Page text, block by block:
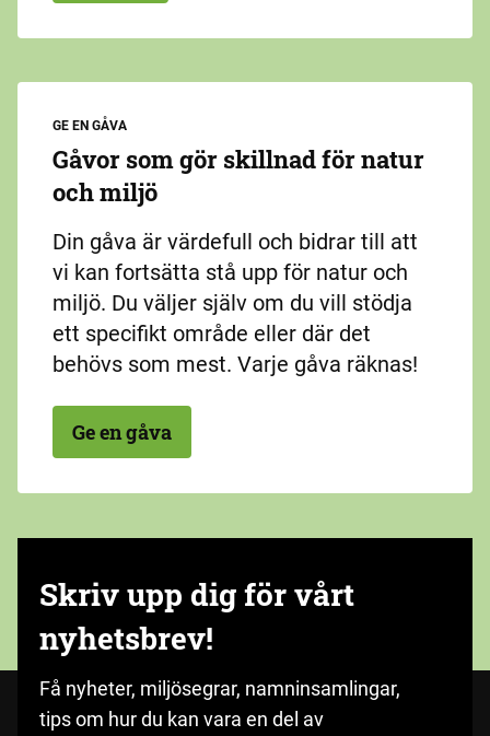
GE EN GÅVA
Gåvor som gör skillnad för natur
och miljö
Din gåva är värdefull och bidrar till att
vi kan fortsätta stå upp för natur och
miljö. Du väljer själv om du vill stödja
ett specifikt område eller där det
behövs som mest. Varje gåva räknas!
Ge en gåva
Skriv upp dig för vårt
nyhetsbrev!
Få nyheter, miljösegrar, namninsamlingar,
tips om hur du kan vara en del av